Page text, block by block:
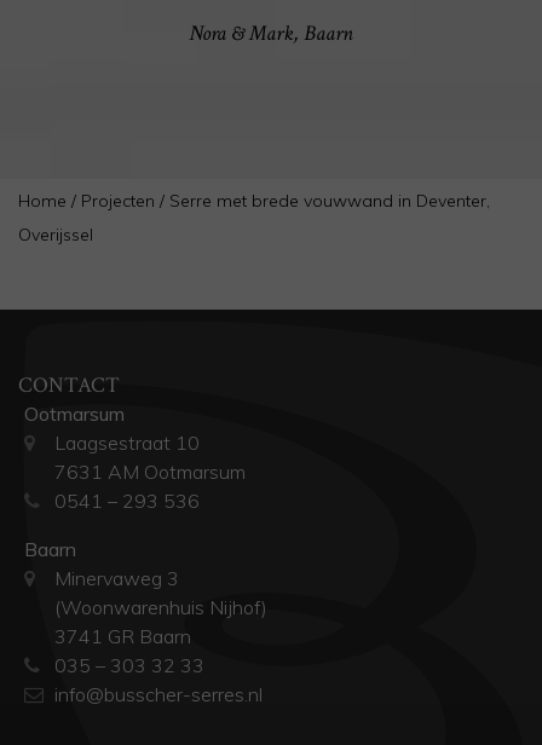
Nora & Mark, Baarn
Home / Projecten / Serre met brede vouwwand in Deventer,
Overijssel
CONTACT
Ootmarsum
Laagsestraat 10
7631 AM Ootmarsum
0541 – 293 536
Baarn
Minervaweg 3
(Woonwarenhuis Nijhof)
3741 GR Baarn
035 – 303 32 33
info@busscher-serres.nl